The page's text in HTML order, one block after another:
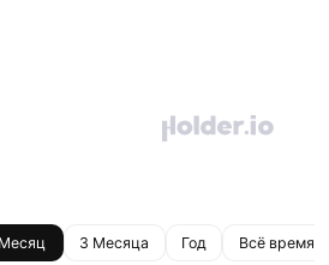
Месяц 3 Месяца Год Всё время